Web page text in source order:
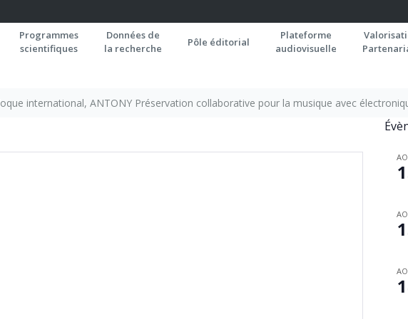
Programmes
scientifiques
Données de
la recherche
Pôle éditorial
Plateforme
audiovisuelle
international, ANTONY Préservation collaborative pour la musique avec